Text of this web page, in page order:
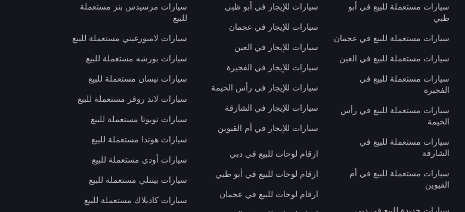
سيارات مستعملة للبيع في أبو
ظبي
سيارات مستعملة للبيع في عجمان
سيارات مستعملة للبيع في العين
سيارات مستعملة للبيع في
الفجيرة
سيارات مستعملة للبيع في رأس
الخيمة
سيارات مستعملة للبيع في
الشارقة
سيارات مستعملة للبيع في أم
القيوين
سيارات للإيجار في أبو ظبي
سيارات للإيجار في عجمان
سيارات للإيجار في العين
سيارات للإيجار في الفجيرة
سيارات للإيجار في رأس الخيمة
سيارات للإيجار في الشارقة
سيارات للإيجار في أم القيوين
ارقام لوحات للبيع في دبي
ارقام لوحات للبيع في أبو ظبي
ارقام لوحات للبيع في عجمان
سيارات مرسيدس بنز مستعملة
للبيع
سيارات لامبورغيني مستعملة للبيع
سيارات بورشه مستعملة للبيع
سيارات نيسان مستعملة للبيع
سيارات لاند روفر مستعملة للبيع
سيارات تويوتا مستعملة للبيع
سيارات هوندا مستعملة للبيع
سيارات أودي مستعملة للبيع
سيارات بينتلي مستعملة للبيع
سيارات كاديلاك مستعملة للبيع